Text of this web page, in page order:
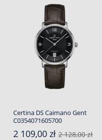
Certina DS Caimano Gent
C0354071605700
2 109,00 zł 2 128,00 zł